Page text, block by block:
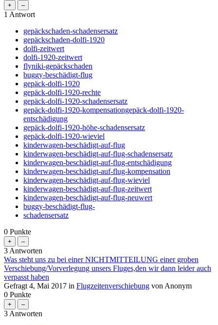
1 Antwort
gepäckschaden-schadensersatz
gepäckschaden-dolfi-1920
dolfi-zeitwert
dolfi-1920-zeitwert
flyniki-gepäckschaden
buggy-beschädigt-flug
gepäck-dolfi-1920
gepäck-dolfi-1920-rechte
gepäck-dolfi-1920-schadensersatz
gepäck-dolfi-1920-kompensationgepäck-dolfi-1920-
entschädigung
gepäck-dolfi-1920-höhe-schadensersatz
gepäck-dolfi-1920-wieviel
kinderwagen-beschädigt-auf-flug
kinderwagen-beschädigt-auf-flug-schadensersatz
kinderwagen-beschädigt-auf-flug-entschädigung
kinderwagen-beschädigt-auf-flug-kompensation
kinderwagen-beschädigt-auf-flug-wieviel
kinderwagen-beschädigt-auf-flug-zeitwert
kinderwagen-beschädigt-auf-flug-neuwert
buggy-beschädigt-flug-
schadensersatz
0 Punkte
3 Antworten
Was steht uns zu bei einer NICHTMITTEILUNG einer groben
Verschiebung/Vorverlegung unsers Fluges,den wir dann leider auch
verpasst haben
Gefragt 4, Mai 2017 in Flugzeitenverschiebung von Anonym
0 Punkte
3 Antworten